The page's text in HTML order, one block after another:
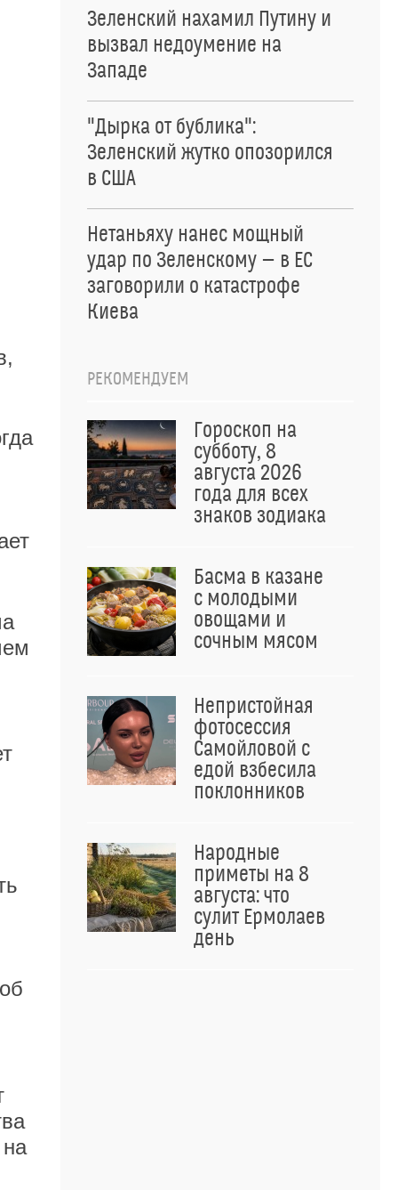
Зеленский нахамил Путину и
вызвал недоумение на
Западе
"Дырка от бублика":
Зеленский жутко опозорился
в США
Нетаньяху нанес мощный
удар по Зеленскому — в ЕС
заговорили о катастрофе
Киева
РЕКОМЕНДУЕМ
Гороскоп на
субботу, 8
августа 2026
года для всех
знаков зодиака
Басма в казане
с молодыми
овощами и
сочным мясом
Непристойная
фотосессия
Самойловой с
едой взбесила
поклонников
Народные
приметы на 8
августа: что
сулит Ермолаев
день